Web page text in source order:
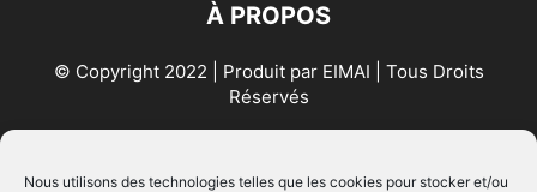
Nous utilisons des technologies telles que les cookies pour stocker et/ou
À PROPOS
© Copyright 2022 | Produit par EIMAI | Tous Droits
Réservés
SUIVEZ NOUS